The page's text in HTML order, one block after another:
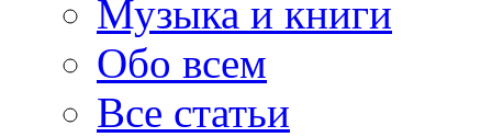
Музыка и книги
Обо всем
Все статьи